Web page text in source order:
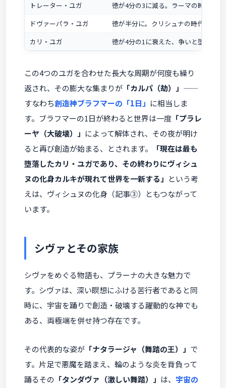
トレーター・ユガ
徳が4分の3に減る。ラーマの時代
ドヴァーパラ・ユガ
徳が半分に。クリシュナの時代
カリ・ユガ
徳が4分の1に衰えた、争いと堕落の
この4つのユガを合わせた長大な周期が何度も繰り
返され、その膨大な集まりが 「カルパ（劫）」 ——
すなわち創造神ブラフマーの「1日」 に相当しま
す。ブラフマーの1日が終わると世界は一度 「プラレ
ーヤ（大破壊）」 によって解体され、その夜が明け
ると再び創造が始まる、とされます。
「現在は最も
堕落したカリ・ユガであり、その終わりにヴィシュ
ヌの化身カルキが現れて世界を一新する」 という考
えは、ヴィシュヌの化身（記事③）ともつながって
います。
シヴァとその家族
シヴァをめぐる物語も、プラーナの大きな魅力で
す。シヴァは、深い瞑想にふける苦行者であると同
時に、宇宙を踊りで創造・破壊する躍動的な神でも
ある、両極端を併せ持つ存在です。
その代表的な姿が 「ナタラージャ（舞踏の王）」 で
す。片足で悪魔を踏まえ、輪のような炎を背負って
踊るその 「タンダヴァ（激しい舞踏）」 は、 宇宙の